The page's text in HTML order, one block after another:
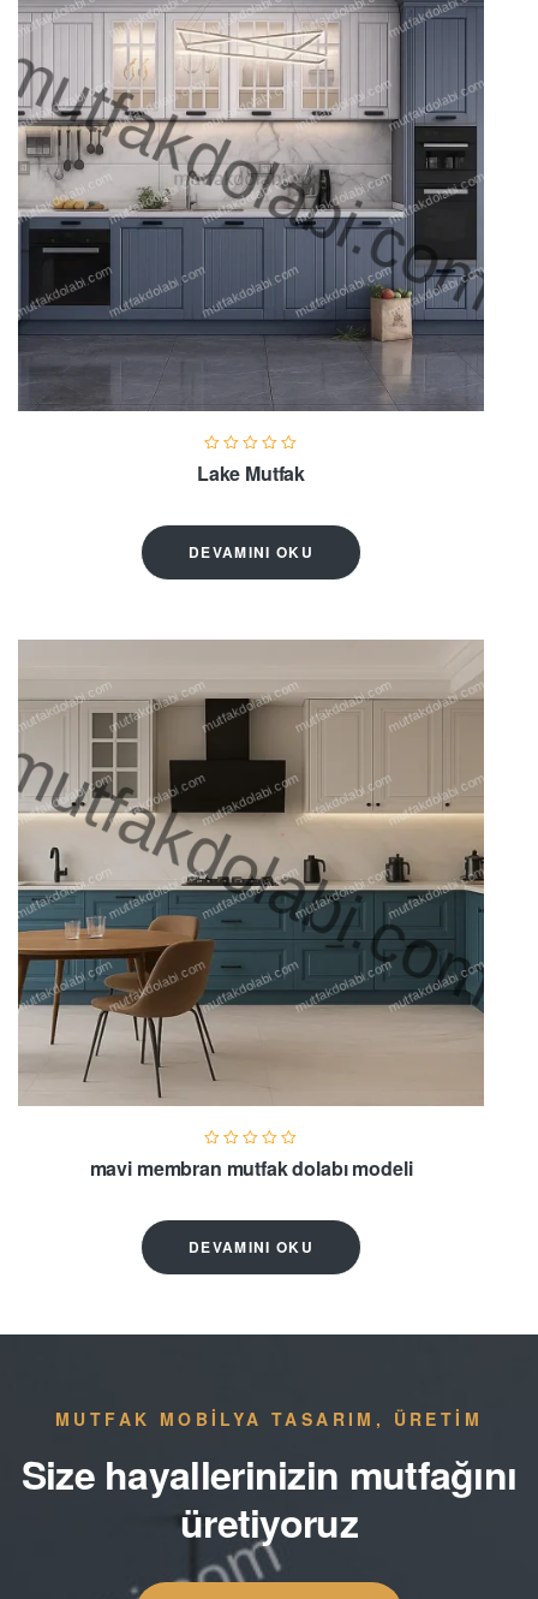
Lake Mutfak
DEVAMINI OKU
mavi membran mutfak dolabı modeli
DEVAMINI OKU
MUTFAK MOBİLYA TASARIM, ÜRETİM
Size hayallerinizin mutfağını
üretiyoruz